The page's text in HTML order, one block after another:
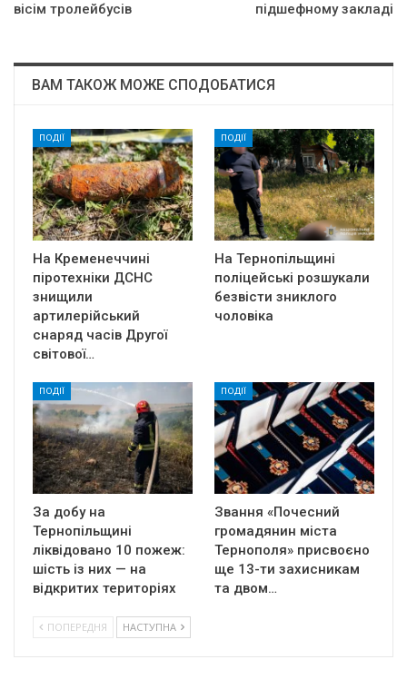
вісім тролейбусів
підшефному закладі
ВАМ ТАКОЖ МОЖЕ СПОДОБАТИСЯ
ПОДІЇ
На Кременеччині
піротехніки ДСНС
знищили
артилерійський
снаряд часів Другої
світової…
ПОДІЇ
На Тернопільщині
поліцейські розшукали
безвісти зниклого
чоловіка
ПОДІЇ
За добу на
Тернопільщині
ліквідовано 10 пожеж:
шість із них — на
відкритих територіях
ПОДІЇ
Звання «Почесний
громадянин міста
Тернополя» присвоєно
ще 13-ти захисникам
та двом…
ПОПЕРЕДНЯ НАСТУПНА